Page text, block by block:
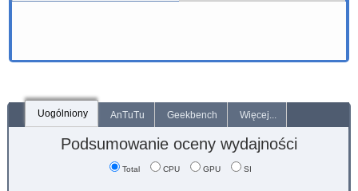
Uogólniony AnTuTu Geekbench Więcej...
Podsumowanie oceny wydajności
Total CPU GPU SI